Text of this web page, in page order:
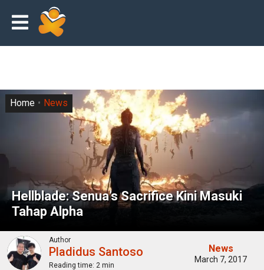
Hellblade: Senua’s Sacrifice Kini Masuki
Tahap Alpha
Home News
Author
Pladidus Santoso
Reading time: 2 min
News
March 7, 2017